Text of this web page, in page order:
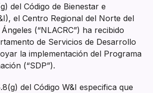
del Código de Bienestar e
el Centro Regional del Norte del
(“NLACRC”) ha recibido
de Servicios de Desarrollo
la implementación del Programa
(“SDP”).
del Código W&I especifica que